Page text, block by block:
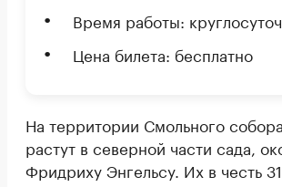
Время работы:
Цена билета: бесплатно
На территории Смольного
растут в северной части сада,
Фридриху Энгельсу. Их в честь